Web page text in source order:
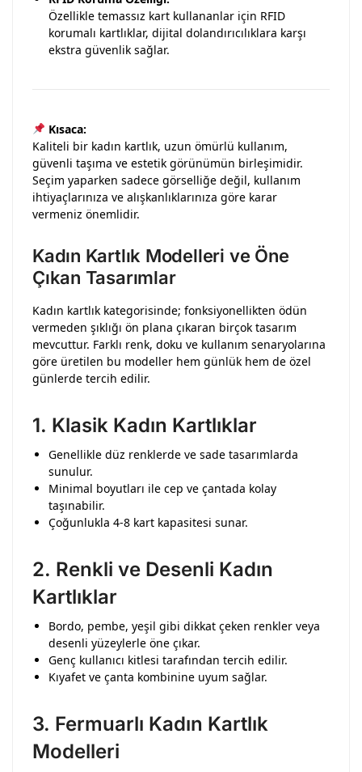
Özellikle temassız kart kullananlar için RFID
korumalı kartlıklar, dijital dolandırıcılıklara karşı
ekstra güvenlik sağlar.
Kısaca:
Kaliteli bir kadın kartlık, uzun ömürlü kullanım,
güvenli taşıma ve estetik görünümün birleşimidir.
Seçim yaparken sadece görselliğe değil, kullanım
ihtiyaçlarınıza ve alışkanlıklarınıza göre karar
vermeniz önemlidir.
Kadın Kartlık Modelleri ve Öne
Çıkan Tasarımlar
Kadın kartlık kategorisinde; fonksiyonellikten ödün
vermeden şıklığı ön plana çıkaran birçok tasarım
mevcuttur. Farklı renk, doku ve kullanım senaryolarına
göre üretilen bu modeller hem günlük hem de özel
günlerde tercih edilir.
1. Klasik Kadın Kartlıklar
Genellikle düz renklerde ve sade tasarımlarda
sunulur.
Minimal boyutları ile cep ve çantada kolay
taşınabilir.
Çoğunlukla 4-8 kart kapasitesi sunar.
2. Renkli ve Desenli Kadın
Kartlıklar
Bordo, pembe, yeşil gibi dikkat çeken renkler veya
desenli yüzeylerle öne çıkar.
Genç kullanıcı kitlesi tarafından tercih edilir.
Kıyafet ve çanta kombinine uyum sağlar.
3. Fermuarlı Kadın Kartlık
Modelleri